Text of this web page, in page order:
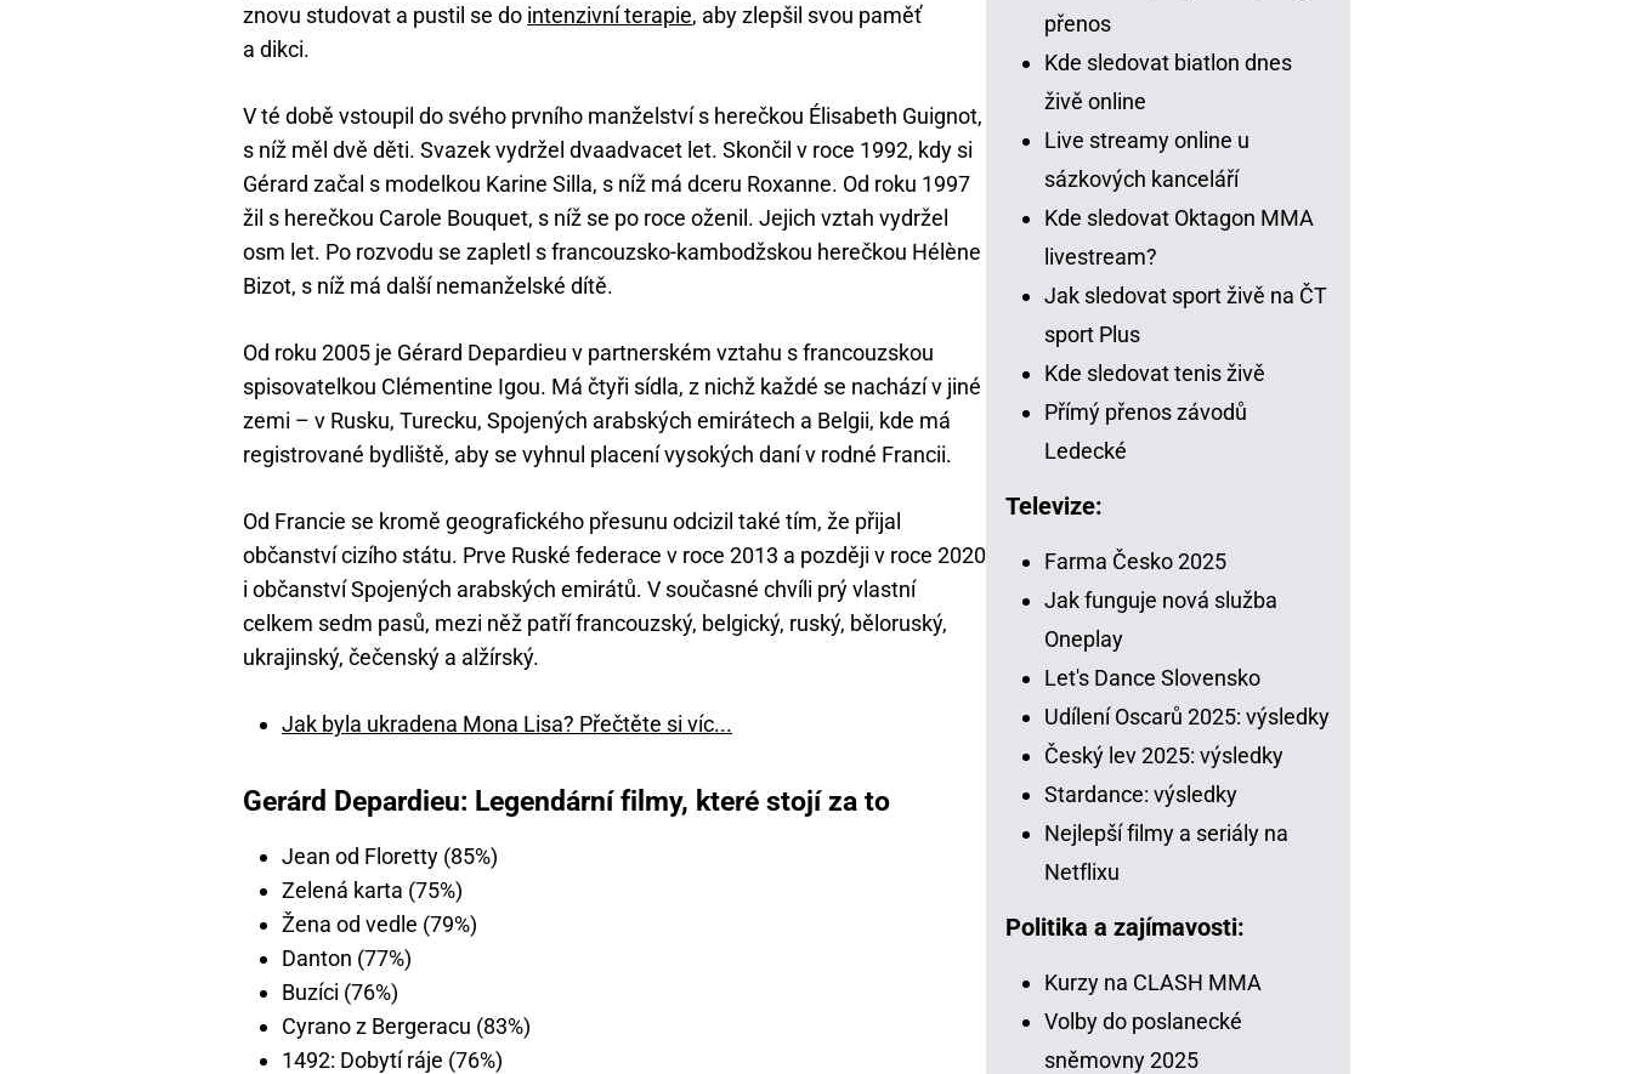
znovu studovat a pustil se do intenzivní terapie, aby zlepšil svou paměť
a dikci.
V té době vstoupil do svého prvního manželství s herečkou Élisabeth Guignot,
s níž měl dvě děti. Svazek vydržel dvaadvacet let. Skončil v roce 1992, kdy si
Gérard začal s modelkou Karine Silla, s níž má dceru Roxanne. Od roku 1997
žil s herečkou Carole Bouquet, s níž se po roce oženil. Jejich vztah vydržel
osm let. Po rozvodu se zapletl s francouzsko-kambodžskou herečkou Hélène
Bizot, s níž má další nemanželské dítě.
Od roku 2005 je Gérard Depardieu v partnerském vztahu s francouzskou
spisovatelkou Clémentine Igou. Má čtyři sídla, z nichž každé se nachází v jiné
zemi – v Rusku, Turecku, Spojených arabských emirátech a Belgii, kde má
registrované bydliště, aby se vyhnul placení vysokých daní v rodné Francii.
Od Francie se kromě geografického přesunu odcizil také tím, že přijal
občanství cizího státu. Prve Ruské federace v roce 2013 a později v roce 2020
i občanství Spojených arabských emirátů. V současné chvíli prý vlastní
celkem sedm pasů, mezi něž patří francouzský, belgický, ruský, běloruský,
ukrajinský, čečenský a alžírský.
Jak byla ukradena Mona Lisa? Přečtěte si víc...
Gerárd Depardieu: Legendární filmy, které stojí za to
Jean od Floretty (85%)
Zelená karta (75%)
Žena od vedle (79%)
Danton (77%)
Buzíci (76%)
Cyrano z Bergeracu (83%)
1492: Dobytí ráje (76%)
přenos
Kde sledovat biatlon dnes
živě online
Live streamy online u
sázkových kanceláří
Kde sledovat Oktagon MMA
livestream?
Jak sledovat sport živě na ČT
sport Plus
Kde sledovat tenis živě
Přímý přenos závodů
Ledecké
Televize:
Farma Česko 2025
Jak funguje nová služba
Oneplay
Let's Dance Slovensko
Udílení Oscarů 2025: výsledky
Český lev 2025: výsledky
Stardance: výsledky
Nejlepší filmy a seriály na
Netflixu
Politika a zajímavosti:
Kurzy na CLASH MMA
Volby do poslanecké
sněmovny 2025